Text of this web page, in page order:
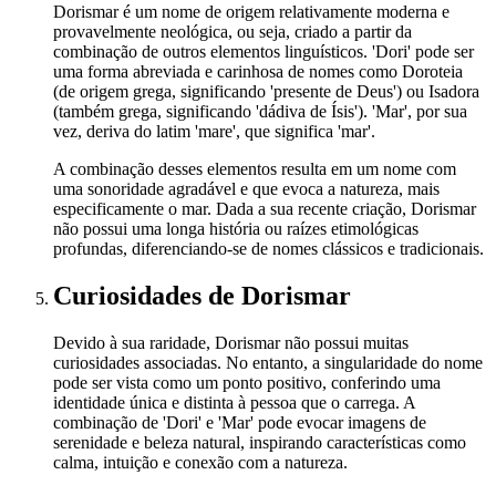
Dorismar é um nome de origem relativamente moderna e
provavelmente neológica, ou seja, criado a partir da
combinação de outros elementos linguísticos. 'Dori' pode ser
uma forma abreviada e carinhosa de nomes como Doroteia
(de origem grega, significando 'presente de Deus') ou Isadora
(também grega, significando 'dádiva de Ísis'). 'Mar', por sua
vez, deriva do latim 'mare', que significa 'mar'.
A combinação desses elementos resulta em um nome com
uma sonoridade agradável e que evoca a natureza, mais
especificamente o mar. Dada a sua recente criação, Dorismar
não possui uma longa história ou raízes etimológicas
profundas, diferenciando-se de nomes clássicos e tradicionais.
Curiosidades de Dorismar
Devido à sua raridade, Dorismar não possui muitas
curiosidades associadas. No entanto, a singularidade do nome
pode ser vista como um ponto positivo, conferindo uma
identidade única e distinta à pessoa que o carrega. A
combinação de 'Dori' e 'Mar' pode evocar imagens de
serenidade e beleza natural, inspirando características como
calma, intuição e conexão com a natureza.